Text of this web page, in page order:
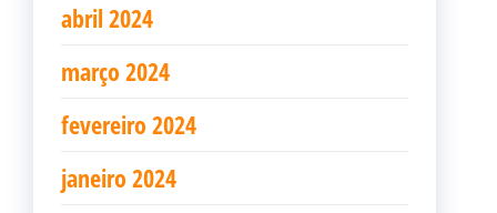
abril 2024
março 2024
fevereiro 2024
janeiro 2024